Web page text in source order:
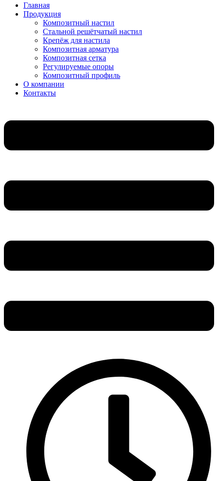
Главная
Продукция
Композитный настил
Стальной решётчатый настил
Крепёж для настила
Композитная арматура
Композитная сетка
Регулируемые опоры
Композитный профиль
О компании
Контакты